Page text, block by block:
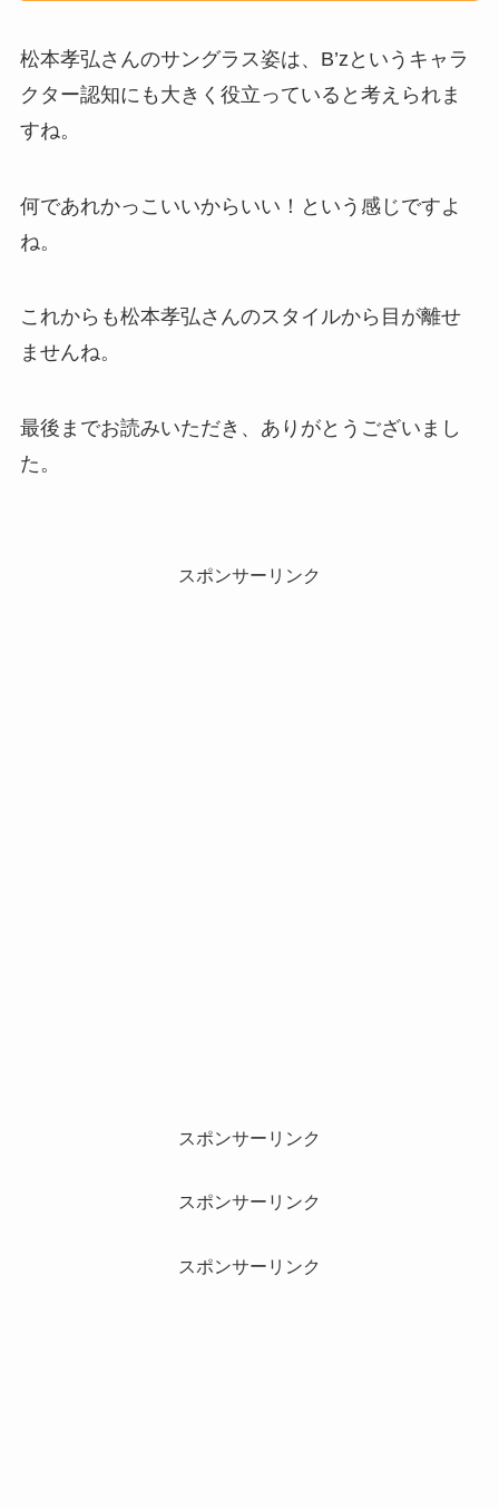
松本孝弘さんのサングラス姿は、B’zというキャラ
クター認知にも大きく役立っていると考えられま
すね。
何であれかっこいいからいい！という感じですよ
ね。
これからも松本孝弘さんのスタイルから目が離せ
ませんね。
最後までお読みいただき、ありがとうございまし
た。
スポンサーリンク
スポンサーリンク
スポンサーリンク
スポンサーリンク